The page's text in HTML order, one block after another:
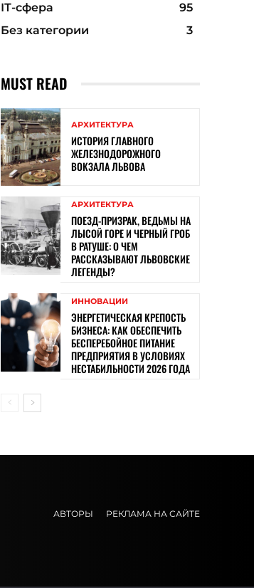
ІТ-сфера
95
Без категории
3
MUST READ
АРХИТЕКТУРА
ИСТОРИЯ ГЛАВНОГО
ЖЕЛЕЗНОДОРОЖНОГО
ВОКЗАЛА ЛЬВОВА
АРХИТЕКТУРА
ПОЕЗД-ПРИЗРАК, ВЕДЬМЫ НА
ЛЫСОЙ ГОРЕ И ЧЕРНЫЙ ГРОБ
В РАТУШЕ: О ЧЕМ
РАССКАЗЫВАЮТ ЛЬВОВСКИЕ
ЛЕГЕНДЫ?
ИННОВАЦИИ
ЭНЕРГЕТИЧЕСКАЯ КРЕПОСТЬ
БИЗНЕСА: КАК ОБЕСПЕЧИТЬ
БЕСПЕРЕБОЙНОЕ ПИТАНИЕ
ПРЕДПРИЯТИЯ В УСЛОВИЯХ
НЕСТАБИЛЬНОСТИ 2026 ГОДА
АВТОРЫ РЕКЛАМА НА САЙТЕ